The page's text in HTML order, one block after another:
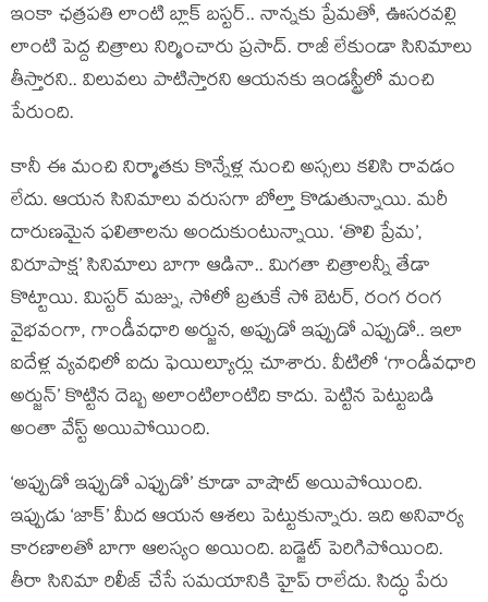
ఇంకా ఛత్రపతి లాంటి బ్లాక్ బస్టర్.. నాన్నకు ప్రేమతో, ఊసరవల్లి
లాంటి పెద్ద చిత్రాలు నిర్మించారు ప్రసాద్. రాజీ లేకుండా సినిమాలు
తీస్తారని.. విలువలు పాటిస్తారని ఆయనకు ఇండస్ట్రీలో మంచి
పేరుంది.
కానీ ఈ మంచి నిర్మాతకు కొన్నేళ్ల నుంచి అస్సలు కలిసి రావడం
లేదు. ఆయన సినిమాలు వరుసగా బోల్తా కొడుతున్నాయి. మరీ
దారుణమైన ఫలితాలను అందుకుంటున్నాయి. ‘తొలి ప్రేమ’,
విరూపాక్ష’ సినిమాలు బాగా ఆడినా.. మిగతా చిత్రాలన్నీ తేడా
కొట్టాయి. మిస్టర్ మజ్ను, సోలో బ్రతుకే సో బెటర్, రంగ రంగ
వైభవంగా, గాండీవధారి అర్జున, అప్పుడో ఇప్పుడో ఎప్పుడో.. ఇలా
ఐదేళ్ల వ్యవధిలో ఐదు ఫెయిల్యూర్లు చూశారు. వీటిలో ‘గాండీవధారి
అర్జున్’ కొట్టిన దెబ్బ అలాంటిలాంటిది కాదు. పెట్టిన పెట్టుబడి
అంతా వేస్ట్ అయిపోయింది.
‘అప్పుడో ఇప్పుడో ఎఫ్పుడో’ కూడా వాషౌట్ అయిపోయింది.
ఇప్పుడు ‘జాక్’ మీద ఆయన ఆశలు పెట్టుకున్నారు. ఇది అనివార్య
కారణాలతో బాగా ఆలస్యం అయింది. బడ్జెట్ పెరిగిపోయింది.
తీరా సినిమా రిలీజ్ చేసే సమయానికి హైప్ రాలేదు. సిద్ధు పేరు